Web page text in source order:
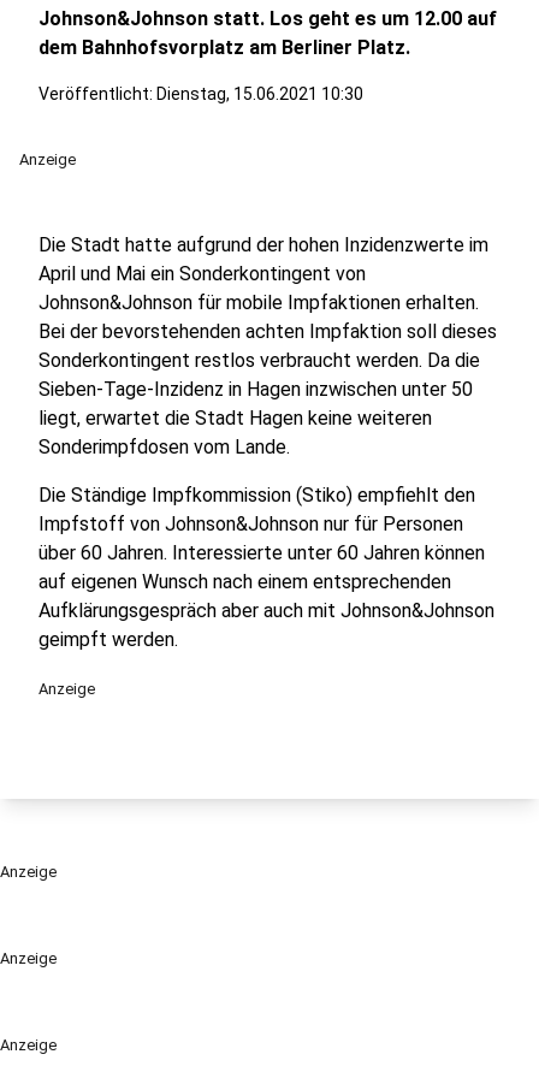
Anzeige
Anzeige
Johnson&Johnson statt. Los geht es um 12.00 auf
dem Bahnhofsvorplatz am Berliner Platz.
Veröffentlicht: Dienstag, 15.06.2021 10:30
Anzeige
Die Stadt hatte aufgrund der hohen Inzidenzwerte im
April und Mai ein Sonderkontingent von
Johnson&Johnson für mobile Impfaktionen erhalten.
Bei der bevorstehenden achten Impfaktion soll dieses
Sonderkontingent restlos verbraucht werden. Da die
Sieben-Tage-Inzidenz in Hagen inzwischen unter 50
liegt, erwartet die Stadt Hagen keine weiteren
Sonderimpfdosen vom Lande.
Die Ständige Impfkommission (Stiko) empfiehlt den
Impfstoff von Johnson&Johnson nur für Personen
über 60 Jahren. Interessierte unter 60 Jahren können
auf eigenen Wunsch nach einem entsprechenden
Aufklärungsgespräch aber auch mit Johnson&Johnson
geimpft werden.
Anzeige
Anzeige